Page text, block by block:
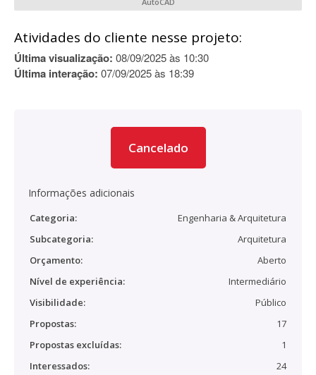
Atividades do cliente nesse projeto:
Última visualização: 08/09/2025 às 10:30
Última interação: 07/09/2025 às 18:39
Cancelado
Informações adicionais
Categoria:
Engenharia & Arquitetura
Subcategoria:
Arquitetura
Orçamento:
Aberto
Nível de experiência:
Intermediário
Visibilidade:
Público
Propostas:
17
Propostas excluídas:
1
Interessados:
24